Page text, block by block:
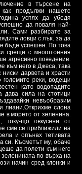
в търсене на
продължи нашето
успях да убедя
да поваля най-
Сами разбирате за
ловци с лък, за да
бъде успешен. По това
срещи с многотонния
агресивно поведение.
към него в Джеса, така
дарвета и храсти
реки, водещи
като водопадите
дава сила на стотици
невъобразим
лиани.Открихме слона
в морето от зеленина.
току-що овкусени от
сме се приближили на
и опънах тетивата
си. Късметът му, обаче
да полети към него
по върха на
начин сред клонки и